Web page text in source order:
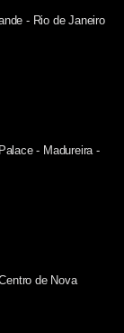
- Rio de Janeiro
- Madureira -
de Nova